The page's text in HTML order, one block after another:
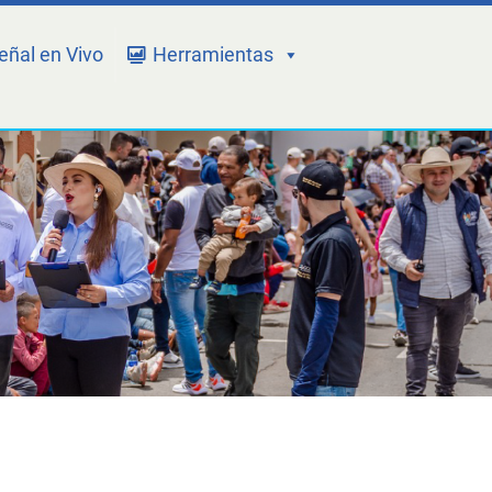
en Vivo Herramientas